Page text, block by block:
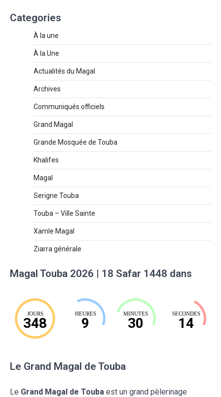
Categories
À la une
À la Une
Actualités du Magal
Archives
Communiqués officiels
Grand Magal
Grande Mosquée de Touba
Khalifes
Magal
Serigne Touba
Touba – Ville Sainte
Xamle Magal
Ziarra générale
Magal Touba 2026 | 18 Safar 1448 dans
JOURS
348
HEURES
9
MINUTES
30
SECONDES
13
Le Grand Magal de Touba
Le Grand Magal de Touba est un grand pèlerinage